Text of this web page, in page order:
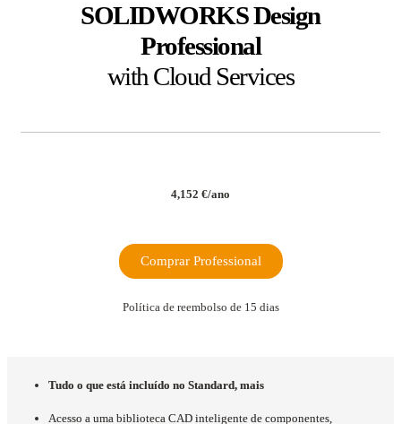
SOLIDWORKS Design
Professional
with Cloud Services
4,152 €/ano
Comprar Professional
Política de reembolso de 15 dias
Tudo o que está incluído no Standard, mais
Acesso a uma biblioteca CAD inteligente de componentes,